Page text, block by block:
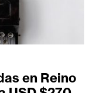
en Reino